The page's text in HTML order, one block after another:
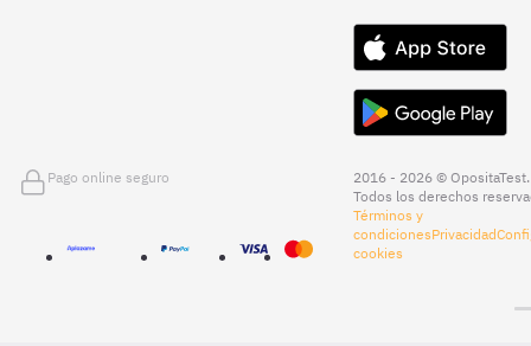
Pago online seguro
2016 - 2026 © OpositaTest.
Todos los derechos
Términos y
condicionesPrivacidad
cookies